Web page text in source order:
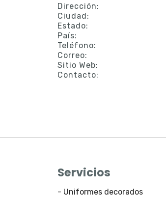
Dirección:
Ciudad:
Estado:
País:
Teléfono:
Correo:
Sitio Web:
Contacto:
Servicios
- Uniformes decorados